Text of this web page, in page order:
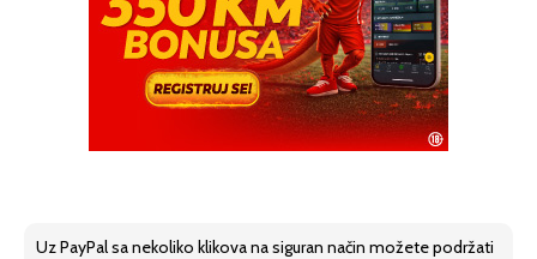
Uz PayPal sa nekoliko klikova na siguran način možete podržati